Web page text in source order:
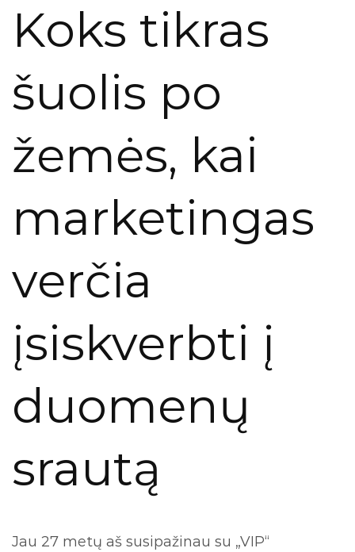
Koks tikras
šuolis po
žemės, kai
marketingas
verčia
įsiskverbti į
duomenų
srautą
Jau 27 metų aš susipažinau su „VIP“